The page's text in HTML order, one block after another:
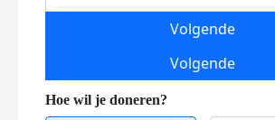
Volgende
Volgende